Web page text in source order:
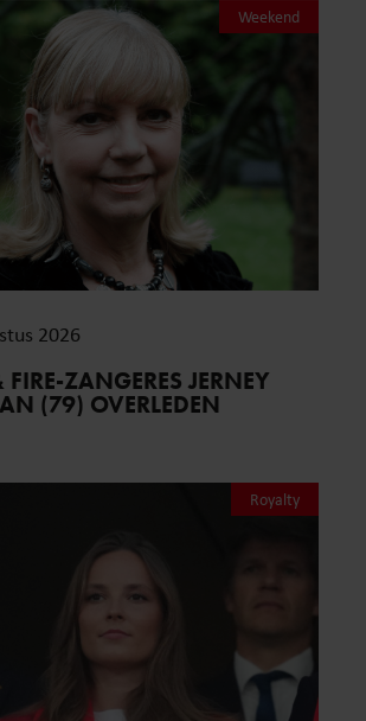
Weekend
2026
FIRE-ZANGERES JERNEY
(79) OVERLEDEN
Royalty